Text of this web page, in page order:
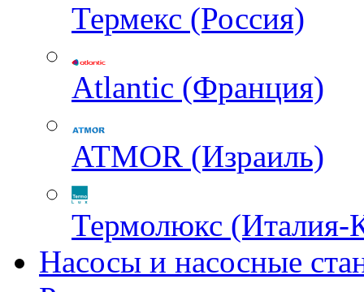
Термекс (Россия)
Atlantic (Франция)
ATMOR (Израиль)
Термолюкс (Италия-
Насосы и насосные